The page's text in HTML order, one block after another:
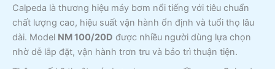
Calpeda là thương hiệu máy bơm nổi tiếng với tiêu chuẩn
chất lượng cao, hiệu suất vận hành ổn định và tuổi thọ lâu
dài. Model NM 100/20D được nhiều người dùng lựa chọn
nhờ dễ lắp đặt, vận hành trơn tru và bảo trì thuận tiện.